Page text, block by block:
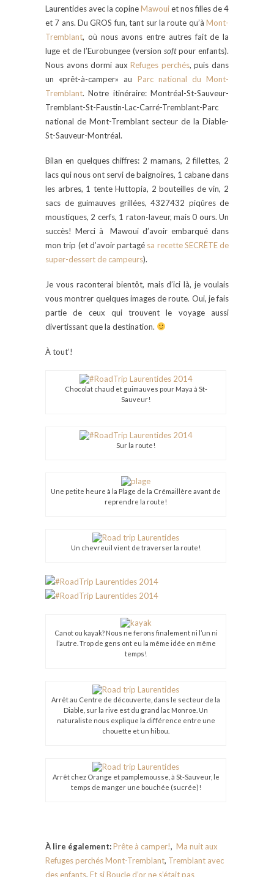
Laurentides avec la copineMawouiet nos filles de 4
et 7 ans. Du GROS fun, tant sur la route qu’à Mont-
Tremblant, où nous avons entre autres fait de la
luge et de l’Eurobungee (version softpour enfants).
Nous avons dormi auxRefuges perchés, puis dans
un «prêt-à-camper» au Parc national du Mont-
Tremblant. Notre itinéraire: Montréal-St-Sauveur-
Tremblant-St-Faustin-Lac-Carré-Tremblant-Parc
national de Mont-Tremblant secteur de la Diable-
St-Sauveur-Montréal.
Bilan en quelques chiffres: 2 mamans, 2 fillettes, 2
lacs qui nous ont servi de baignoires, 1 cabane dans
les arbres, 1 tente Huttopia, 2 bouteilles de vin, 2
sacs de guimauves grillées, 4327432 piqûres de
moustiques, 2 cerfs, 1 raton-laveur, mais 0 ours. Un
succès! Merci à Mawoui d’avoir embarqué dans
mon trip (et d’avoir partagé sa recette SECRÈTE de
super-dessert de campeurs).
Je vous raconterai bientôt, mais d’ici là, je voulais
vous montrer quelques images de route. Oui, je fais
partie de ceux qui trouvent le voyage aussi
divertissant que la destination.
À tout’!
Chocolat chaud et guimauves pour Maya à St-
Sauveur!
Sur la route!
Une petite heure à la Plage de la Crémaillère avant de
reprendre la route!
Un chevreuil vient de traverser la route!
Canot ou kayak? Nous ne ferons finalement ni l’un ni
l’autre. Trop de gens ont eu la même idée en même
temps!
Arrêt au Centre de découverte, dans le secteur de la
Diable, sur la rive est du grand lac Monroe. Un
naturaliste nous explique la différence entre une
chouette et un hibou.
Arrêt chez Orange et pamplemousse, à St-Sauveur, le
temps de manger une bouchée (sucrée)!
À lire également:Prête à camper!, Ma nuit aux
Refuges perchés Mont-Tremblant, Tremblant avec
des enfants, Et si Boucle d’or ne s’était pas